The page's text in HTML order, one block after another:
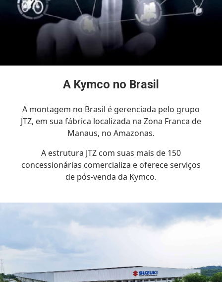
A Kymco no Brasil
A montagem no Brasil é gerenciada pelo grupo
JTZ, em sua fábrica localizada na Zona Franca de
Manaus, no Amazonas.
A estrutura JTZ com suas mais de 150
concessionárias comercializa e oferece serviços
de pós-venda da Kymco.